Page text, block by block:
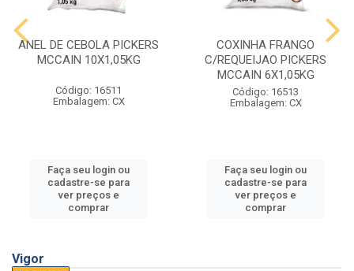
ANEL DE CEBOLA PICKERS
MCCAIN 10X1,05KG
Código: 16511
Embalagem: CX
Faça seu login ou
cadastre-se para
ver preços e
comprar
COXINHA FRANGO
C/REQUEIJAO PICKERS
MCCAIN 6X1,05KG
Código: 16513
Embalagem: CX
Faça seu login ou
cadastre-se para
ver preços e
comprar
Vigor